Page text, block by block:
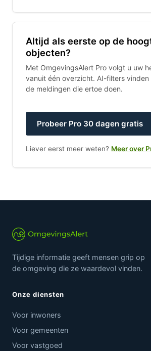
Altijd als eerste op de
objecten?
Met OmgevingsAlert Pro volgt u uw
vanuit één overzicht. AI-filters
de meldingen die ertoe doen.
Probeer Pro 30 dagen gratis
Liever eerst meer weten? Meer over
Tijdige informatie geeft mensen grip op
de omgeving die ze waardevol vinden.
Onze diensten
Voor inwoners
Voor gemeenten
Voor vastgoed